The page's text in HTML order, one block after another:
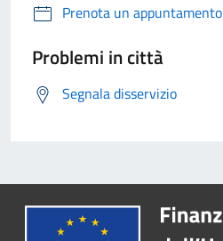
Prenota un appuntamento
Problemi in città
Segnala disservizio